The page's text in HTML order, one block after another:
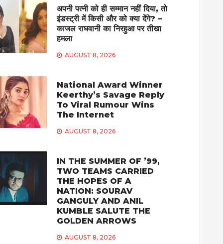
अपनी पत्नी को ही सम्मान नहीं दिया, तो
इंडस्ट्री में किसी और को क्या देंगे? –
काजल राघवानी का निरहुआ पर तीखा
हमला
AUGUST 8, 2026
National Award Winner
Keerthy’s Savage Reply
To Viral Rumour Wins
The Internet
AUGUST 8, 2026
IN THE SUMMER OF ’99,
TWO TEAMS CARRIED
THE HOPES OF A
NATION: SOURAV
GANGULY AND ANIL
KUMBLE SALUTE THE
GOLDEN ARROWS
AUGUST 8, 2026